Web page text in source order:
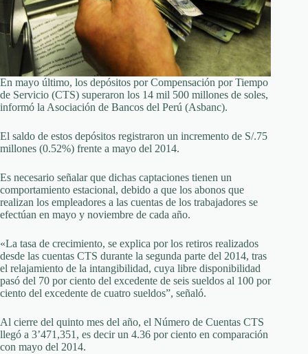
En mayo último, los depósitos por Compensación por Tiempo
de Servicio (CTS) superaron los 14 mil 500 millones de soles,
informó la Asociación de Bancos del Perú (Asbanc).
El saldo de estos depósitos registraron un incremento de S/.75
millones (0.52%) frente a mayo del 2014.
Es necesario señalar que dichas captaciones tienen un
comportamiento estacional, debido a que los abonos que
realizan los empleadores a las cuentas de los trabajadores se
efectúan en mayo y noviembre de cada año.
«La tasa de crecimiento, se explica por los retiros realizados
desde las cuentas CTS durante la segunda parte del 2014, tras
el relajamiento de la intangibilidad, cuya libre disponibilidad
pasó del 70 por ciento del excedente de seis sueldos al 100 por
ciento del excedente de cuatro sueldos”, señaló.
Al cierre del quinto mes del año, el Número de Cuentas CTS
llegó a 3’471,351, es decir un 4.36 por ciento en comparación
con mayo del 2014.